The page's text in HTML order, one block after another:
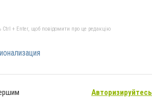
Ctrl + Enter, щоб повідомити про це редакцію
Авторизируйтесь